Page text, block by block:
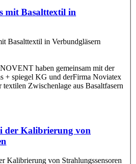
mit Basalttextil in
haben gemeinsam mit der
+ spiegel KG und derFirma Noviatex
textilen Zwischenlage aus Basaltfasern
der Kalibrierung von